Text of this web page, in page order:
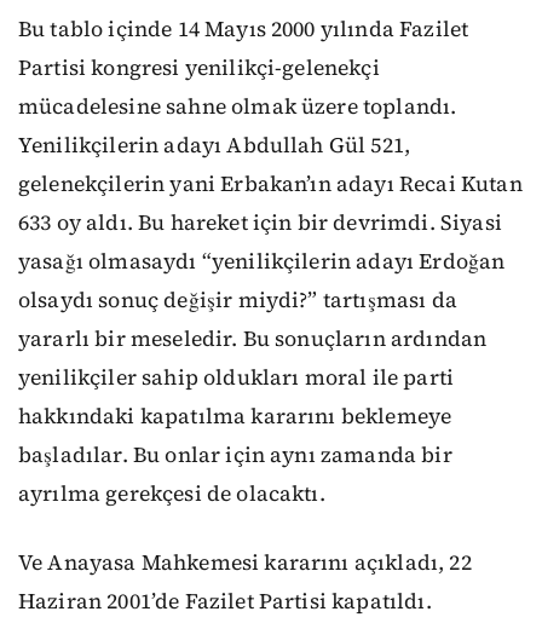
Bu tablo içinde 14 Mayıs 2000 yılında Fazilet
Partisi kongresi yenilikçi-gelenekçi
mücadelesine sahne olmak üzere toplandı.
Yenilikçilerin adayı Abdullah Gül 521,
gelenekçilerin yani Erbakan’ın adayı Recai Kutan
633 oy aldı. Bu hareket için bir devrimdi. Siyasi
yasağı olmasaydı “yenilikçilerin adayı Erdoğan
olsaydı sonuç değişir miydi?” tartışması da
yararlı bir meseledir. Bu sonuçların ardından
yenilikçiler sahip oldukları moral ile parti
hakkındaki kapatılma kararını beklemeye
başladılar. Bu onlar için aynı zamanda bir
ayrılma gerekçesi de olacaktı.
Ve Anayasa Mahkemesi kararını açıkladı, 22
Haziran 2001’de Fazilet Partisi kapatıldı.